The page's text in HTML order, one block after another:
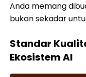
Anda memang
bukan sekadar
Standar
Ekosistem AI